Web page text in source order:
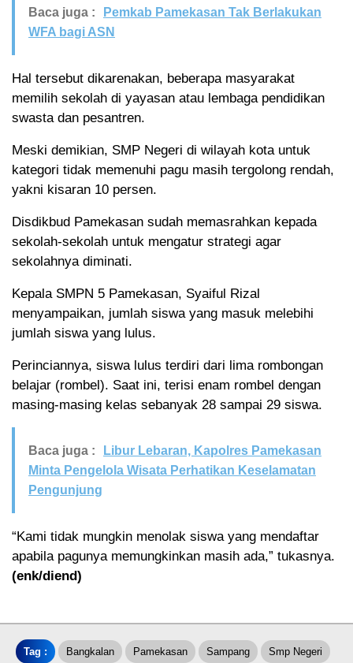
Baca juga :
Pemkab Pamekasan Tak Berlakukan
WFA bagi ASN
Hal tersebut dikarenakan, beberapa masyarakat
memilih sekolah di yayasan atau lembaga pendidikan
swasta dan pesantren.
Meski demikian, SMP Negeri di wilayah kota untuk
kategori tidak memenuhi pagu masih tergolong rendah,
yakni kisaran 10 persen.
Disdikbud Pamekasan sudah memasrahkan kepada
sekolah-sekolah untuk mengatur strategi agar
sekolahnya diminati.
Kepala SMPN 5 Pamekasan, Syaiful Rizal
menyampaikan, jumlah siswa yang masuk melebihi
jumlah siswa yang lulus.
Perinciannya, siswa lulus terdiri dari lima rombongan
belajar (rombel). Saat ini, terisi enam rombel dengan
masing-masing kelas sebanyak 28 sampai 29 siswa.
Baca juga :
Libur Lebaran, Kapolres Pamekasan
Minta Pengelola Wisata Perhatikan Keselamatan
Pengunjung
“Kami tidak mungkin menolak siswa yang mendaftar
apabila pagunya memungkinkan masih ada,” tukasnya.
(enk/diend)
Tag : Bangkalan Pamekasan Sampang Smp Negeri